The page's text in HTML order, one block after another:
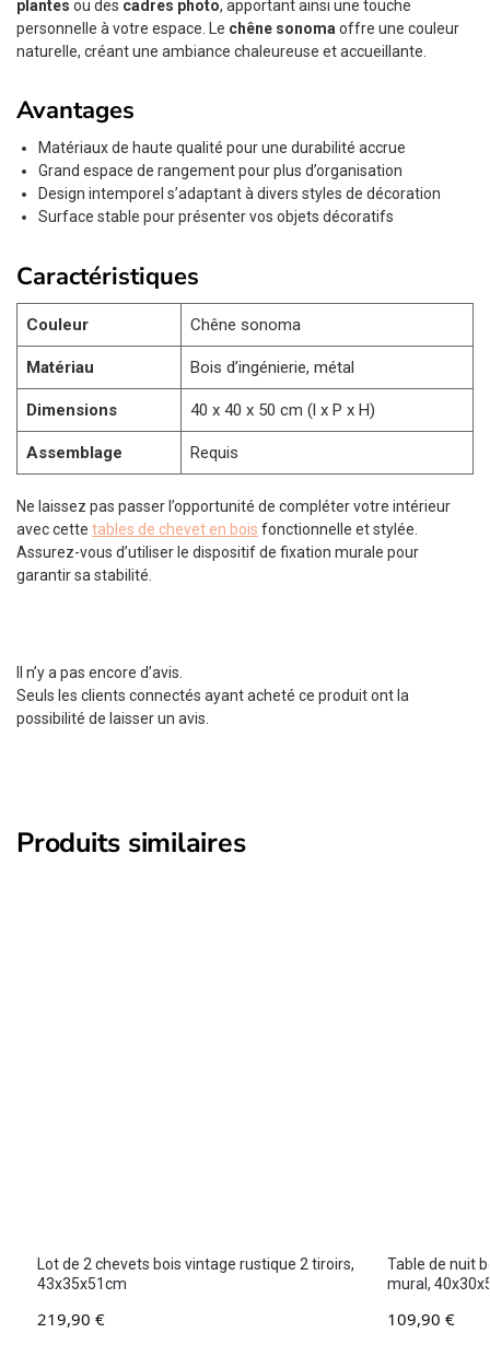
plantes ou des cadres photo, apportant ainsi une touche
personnelle à votre espace. Le chêne sonoma offre une couleur
naturelle, créant une ambiance chaleureuse et accueillante.
Avantages
Matériaux de haute qualité pour une durabilité accrue
Grand espace de rangement pour plus d’organisation
Design intemporel s’adaptant à divers styles de décoration
Surface stable pour présenter vos objets décoratifs
Caractéristiques
Couleur Chêne sonoma
Matériau Bois d’ingénierie, métal
Dimensions 40 x 40 x 50 cm (l x P x H)
Assemblage Requis
Ne laissez pas passer l’opportunité de compléter votre intérieur
avec cette tables de chevet en bois fonctionnelle et stylée.
Assurez-vous d’utiliser le dispositif de fixation murale pour
garantir sa stabilité.
Il n’y a pas encore d’avis.
Seuls les clients connectés ayant acheté ce produit ont la
possibilité de laisser un avis.
Produits similaires
Lot de 2 chevets bois vintage rustique 2 tiroirs,
43x35x51cm
219,90 €
Table de nuit
mural,
109,90 €